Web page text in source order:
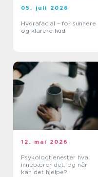
05. juli 2026
Hydrafacial – for sunnere
og klarere hud
12. mai 2026
Psykologtjenester hva
innebærer det, og når
kan det hjelpe?